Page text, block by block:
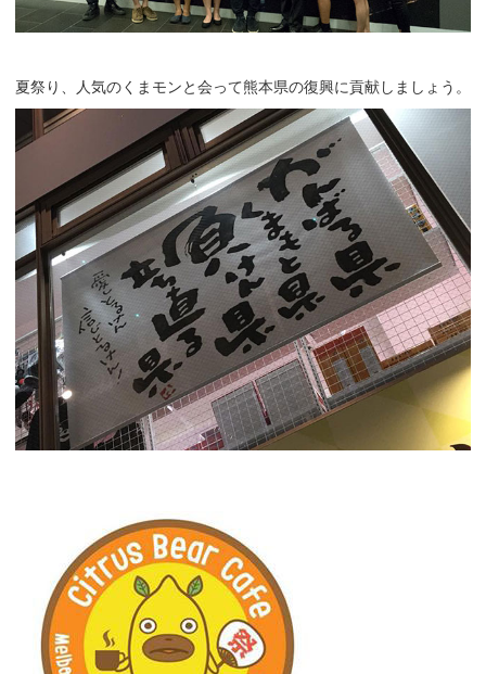
夏祭り、人気のくまモンと会って熊本県の復興に貢献しましょう。